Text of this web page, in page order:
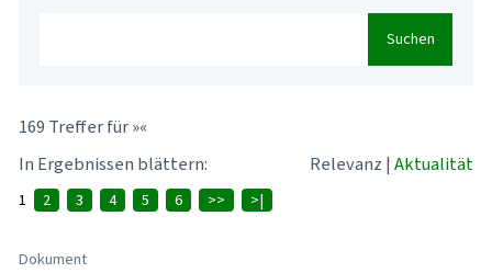
Suchen
169 Treffer für »«
In Ergebnissen blättern:
Relevanz | Aktualität
1 2 3 4 5 6 >> >|
Dokument